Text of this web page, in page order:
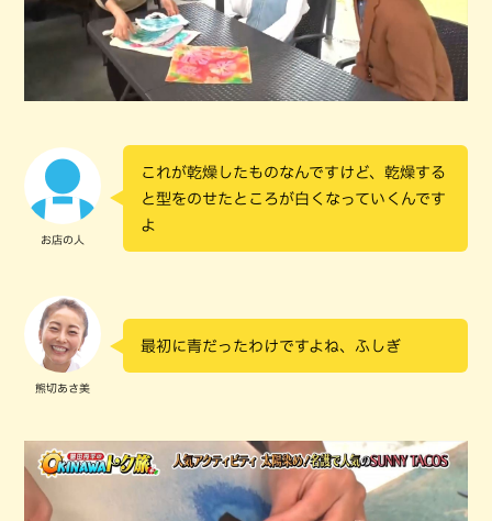
お店の人
これが乾燥したものなんですけど、乾燥する
と型をのせたところが白くなっていくんです
よ
熊切あさ美
最初に青だったわけですよね、ふしぎ